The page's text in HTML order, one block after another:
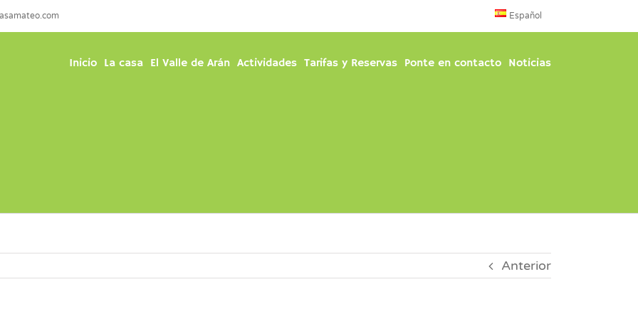
Español
Inicio La casa El Valle de Arán Actividades Tarifas y Reservas Ponte en contacto Noticias
Anterior